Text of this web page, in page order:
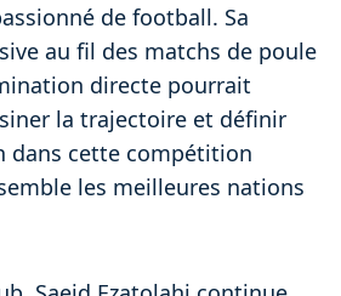
de football. Sa
au fil des matchs de poule
directe pourrait
la trajectoire et définir
dans cette compétition
les meilleures nations